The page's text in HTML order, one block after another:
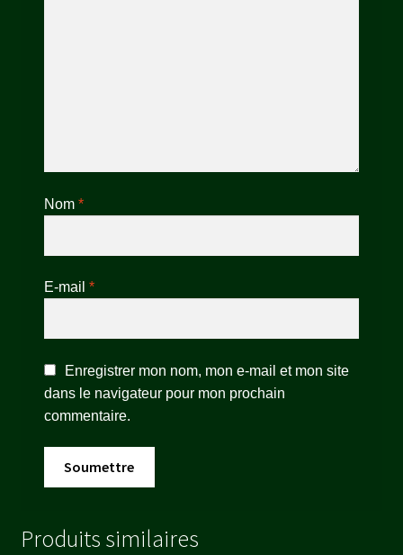
Nom *
E-mail *
Enregistrer mon nom, mon e-mail et mon site
dans le navigateur pour mon prochain
commentaire.
Produits similaires